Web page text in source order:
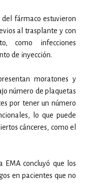
del fármaco estuvieron
al trasplante y con
como infecciones
de inyección.
moratones y
número de plaquetas
por tener un número
lo que puede
cánceres, como el
EMA concluyó que los
en pacientes que no